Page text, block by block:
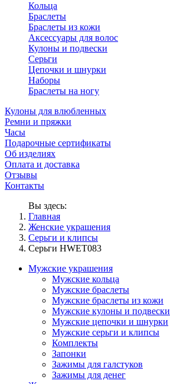
Кольца
Браслеты
Браслеты из кожи
Аксессуары для волос
Кулоны и подвески
Серьги
Цепочки и шнурки
Наборы
Браслеты на ногу
Кулоны для влюбленных
Ремни и пряжки
Часы
Подарочные сертификаты
Об изделиях
Оплата и доставка
Отзывы
Контакты
Вы здесь:
Главная
Женские украшения
Серьги и клипсы
Серьги HWET083
Мужские украшения
Мужские кольца
Мужские браслеты
Мужские браслеты из кожи
Мужские кулоны и подвески
Мужские цепочки и шнурки
Мужские серьги и клипсы
Комплекты
Запонки
Зажимы для галстуков
Зажимы для денег